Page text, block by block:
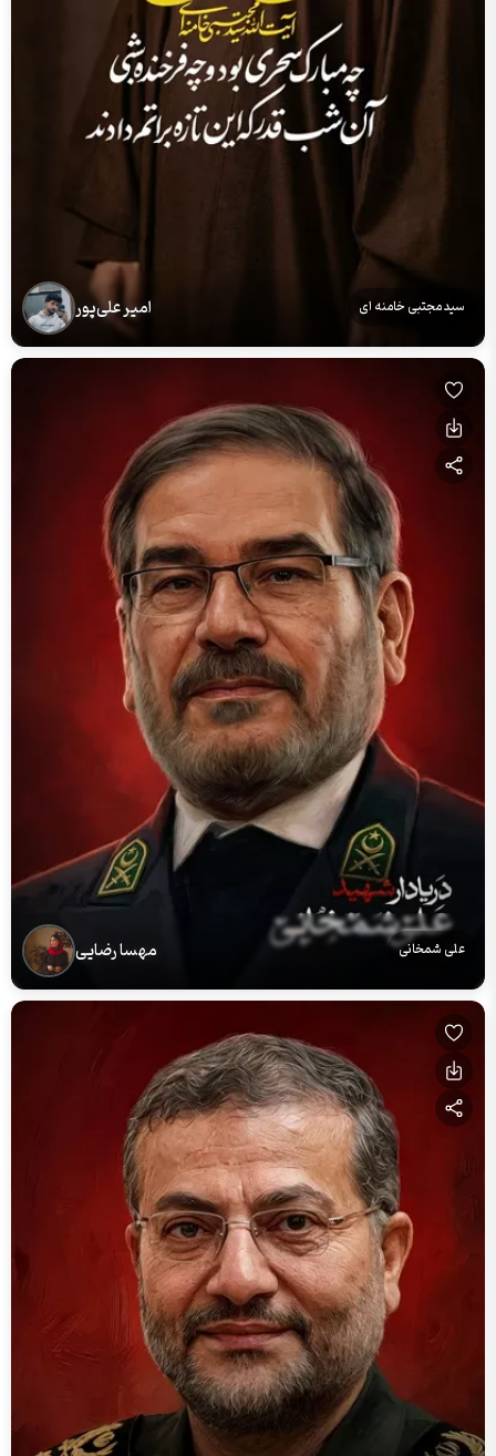
سید مجتبی خامنه ای امیر علی‌پور
علی شمخانی مهسا رضایی